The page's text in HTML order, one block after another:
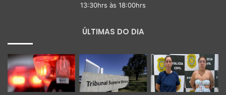
13:30hrs às 18:00hrs
ÚLTIMAS DO DIA